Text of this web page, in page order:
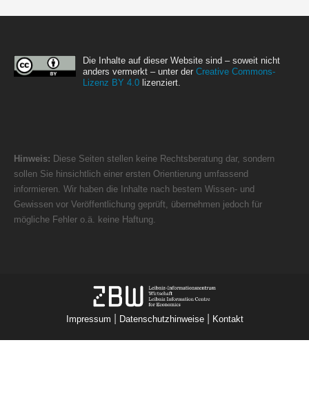
Die Inhalte auf dieser Website sind – soweit nicht
anders vermerkt – unter der Creative Commons-
Lizenz BY 4.0 lizenziert.
Hinweis: Diese Seiten stellen keine Rechtsberatung dar, sondern
sollen Sie hinsichtlich einer ersten Orientierung umfassend
informieren. Wir haben die Inhalte nach bestem Wissen- und
Gewissen vor Veröffentlichung geprüft, übernehmen jedoch für
mögliche Fehler o.ä. keine Haftung.
Impressum Datenschutzhinweise| Kontakt